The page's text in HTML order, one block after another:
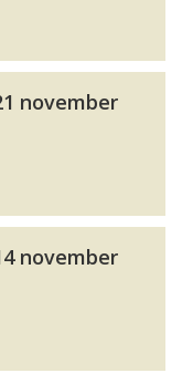
november
november